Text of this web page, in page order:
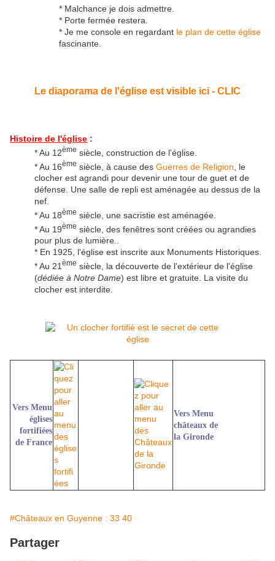
* Malchance je dois admettre.
* Porte fermée restera.
* Je me console en regardant le plan de cette église
fascinante.
Le diaporama de l'église est visible ici - CLIC
Histoire de l'église :
* Au 12ème siècle, construction de l'église.
* Au 16ème siècle, à cause des Guerres de Religion , le
clocher est agrandi pour devenir une tour de guet et de
défense. Une salle de repli est aménagée au dessus de la
nef.
* Au 18ème siècle, une sacristie est aménagée.
* Au 19ème siècle, des fenêtres sont créées ou agrandies
pour plus de lumière..
* En 1925, l'église est inscrite aux Monuments Historiques.
* Au 21 ème siècle, la découverte de l'extérieur de l'église
(dédiée à Notre Dame) est libre et gratuite. La visite du
clocher est interdite.
Vers Menu
églises
fortifiées
de France
Vers Menu
châteaux de
la Gironde
#Châteaux en Guyenne : 33 40
Partager